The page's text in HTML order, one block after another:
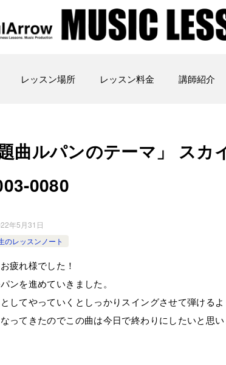
レッスン場所 レッスン料金 講師紹介
題曲ルパンのテーマ」 ス
­0080
年5月31日
のレッスンノート
疲れ様でした！
ンを進めていきました。
してやっていくとしっかりスイングさせて弾けるよ
ってきたのでこの曲は今日で終わりにしたいと思